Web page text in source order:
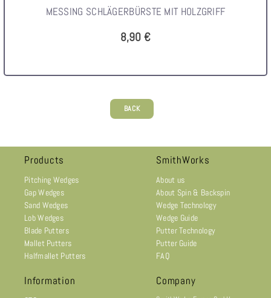
MESSING SCHLÄGERBÜRSTE MIT HOLZGRIFF
8,90 €
BACK
Products
Pitching Wedges
Gap Wedges
Sand Wedges
Lob Wedges
Blade Putters
Mallet Putters
Halfmallet Putters
SmithWorks
About us
About Spin & Backspin
Wedge Technology
Wedge Guide
Putter Technology
Putter Guide
FAQ
Information Company